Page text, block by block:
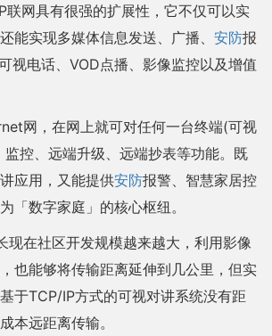
联网具有很强的扩展性，它不仅可以实
能实现多媒体信息发送、广播、 安防报
视电话、VOD点播、影像监控以及增值
网，在网上就可对任何一台终端(可视
控、远端升级、远端抄表等功能。既
应用，又能提供安防报警、智慧家居控
「数字家庭」的核心枢纽。
现在社区开发规模越来越大，利用影像
也能够将传输距离延伸到几公里，但实
于TCP/IP方式的可视对讲系统没有距
本远距离传输。